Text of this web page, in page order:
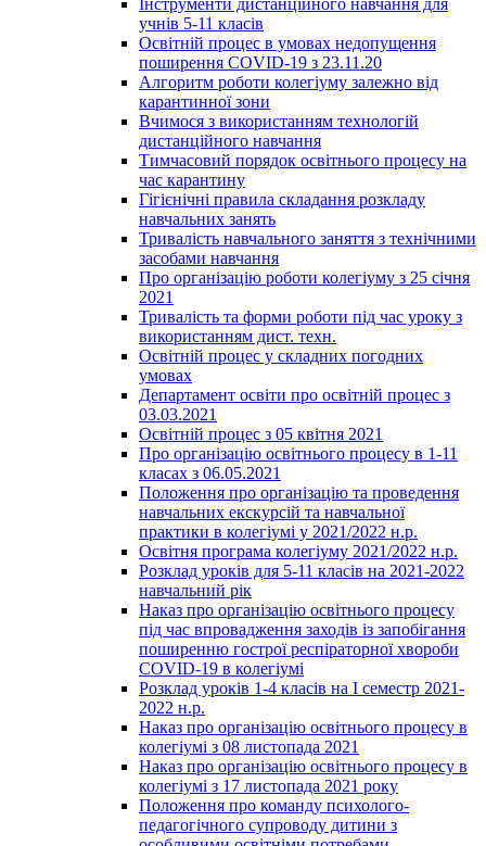
учнів 5-11 класів
Освітній процес в умовах недопущення
поширення COVID-19 з 23.11.20
Алгоритм роботи колегіуму залежно від
карантинної зони
Вчимося з використанням технологій
дистанційного навчання
Тимчасовий порядок освітнього процесу на
час карантину
Гігієнічні правила складання розкладу
навчальних занять
Тривалість навчального заняття з технічними
засобами навчання
Про організацію роботи колегіуму з 25 січня
2021
Тривалість та форми роботи під час уроку з
використанням дист. техн.
Освітній процес у складних погодних
умовах
Департамент освіти про освітній процес з
03.03.2021
Освітній процес з 05 квітня 2021
Про організацію освітнього процесу в 1-11
класах з 06.05.2021
Положення про організацію та проведення
навчальних екскурсій та навчальної
практики в колегіумі у 2021/2022 н.р.
Освітня програма колегіуму 2021/2022 н.р.
Розклад уроків для 5-11 класів на 2021-2022
навчальний рік
Наказ про організацію освітнього процесу
під час впровадження заходів із запобігання
поширенню гострої респіраторної хвороби
COVID-19 в колегіумі
Розклад уроків 1-4 класів на І семестр 2021-
2022 н.р.
Наказ про організацію освітнього процесу в
колегіумі з 08 листопада 2021
Наказ про організацію освітнього процесу в
колегіумі з 17 листопада 2021 року
Положення про команду психолого-
педагогічного супроводу дитини з